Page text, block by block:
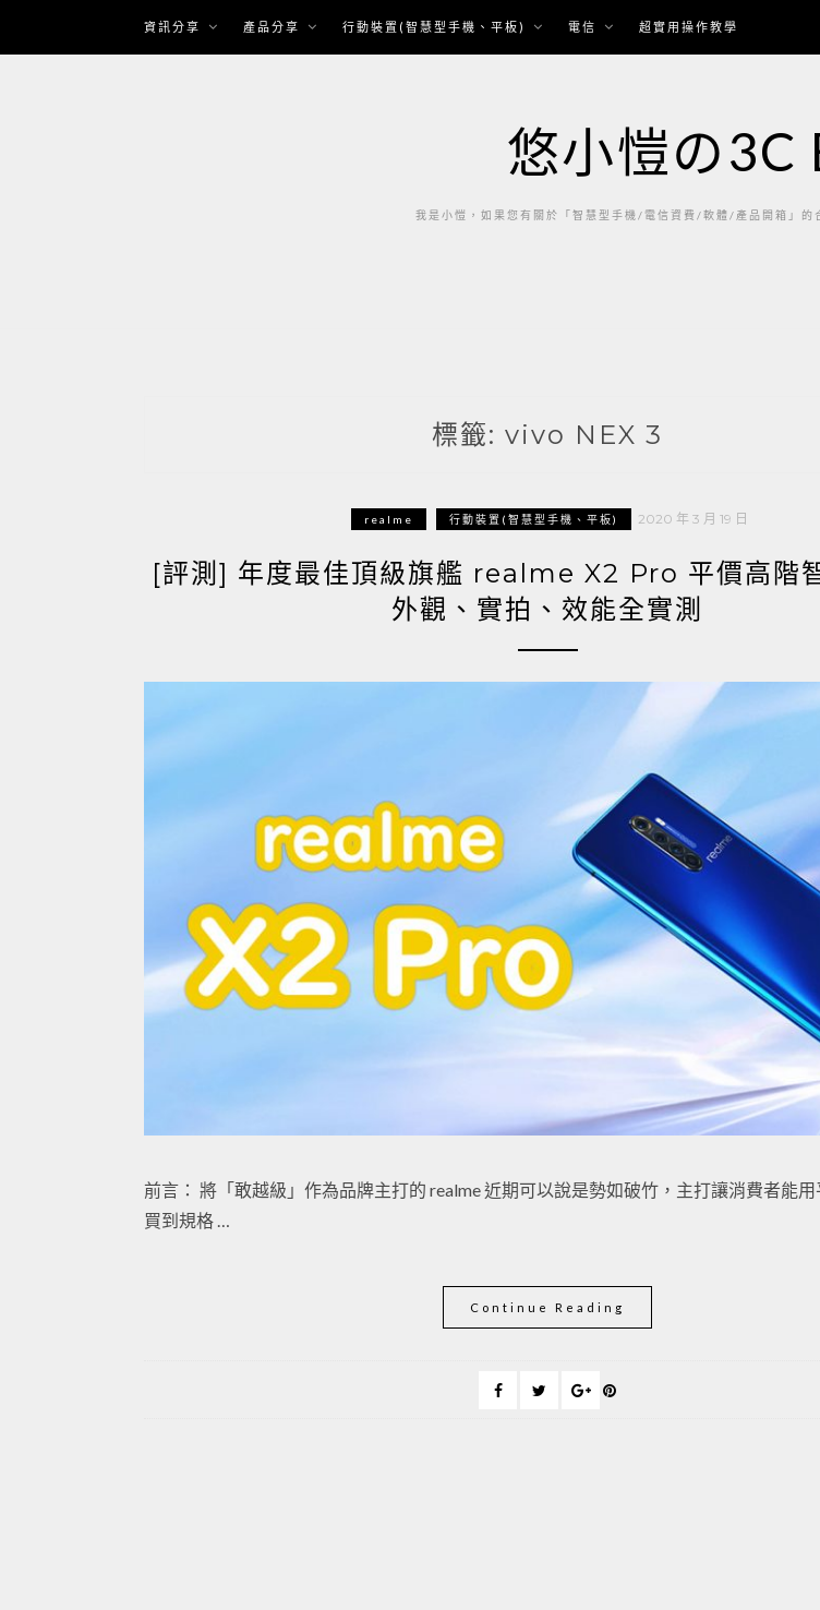
content
資訊分享 產品分享 行動裝置(智慧型手機、平板) 電信 超實用操作教學
悠小愷の3C
我是小愷，如果您有關於「智慧型手機/電信資費/軟體/產品開箱」
標籤: vivo NEX 3
realme 行動裝置(智慧型手機、平板) 2020 年 3 月 19 日
[評測] 年度最佳頂級旗艦 realme X2 Pro 平價高階
外觀、實拍、效能全實測
前言： 將「敢越級」作為品牌主打的 realme 近期可以說是勢如破竹，主打讓消費者能
買到規格 …
Continue Reading